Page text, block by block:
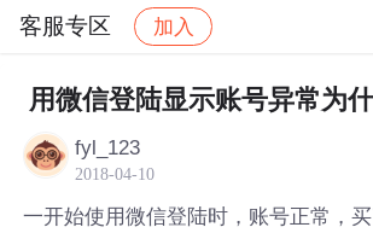
客服专区 加入
社区 客服专区 帖子详情
用微信登陆显示账号异常为
fyl_123
2018-04-10
一开始使用微信登陆时，账号正常，